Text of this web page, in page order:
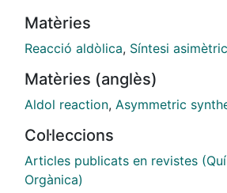
and atom economy.Furthermore,
removal of the achiralscaffold
precursors for anti-a-amino-b-
carboxylic derivatives. Theoret-
Matèries
Reacció aldòlica, Síntesi
Matèries (anglès)
Aldol reaction, Asymmetric
Col·leccions
Articles publicats en revistes
Orgànica)